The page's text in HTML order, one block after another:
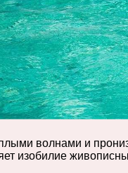
волнами и
изобилие